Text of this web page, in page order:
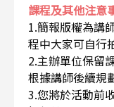
課程及其他注意
1.簡報版權為講
程中大家可自行
2.主辦單位保留
根據講師後續規
3.您將於活動前